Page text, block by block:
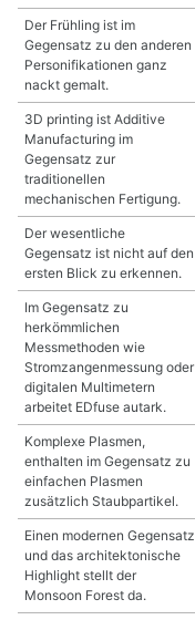
Der Frühling ist im
Gegensatz zu den anderen
Personifikationen ganz
nackt gemalt.
3D printing ist Additive
Manufacturing im
Gegensatz zur
traditionellen
mechanischen Fertigung.
Der wesentliche
Gegensatz ist nicht auf den
ersten Blick zu erkennen.
Im Gegensatz zu
herkömmlichen
Messmethoden wie
Stromzangenmessung oder
digitalen Multimetern
arbeitet EDfuse autark.
Komplexe Plasmen,
enthalten im Gegensatz zu
einfachen Plasmen
zusätzlich Staubpartikel.
Einen modernen Gegensatz
und das architektonische
Highlight stellt der
Monsoon Forest da.